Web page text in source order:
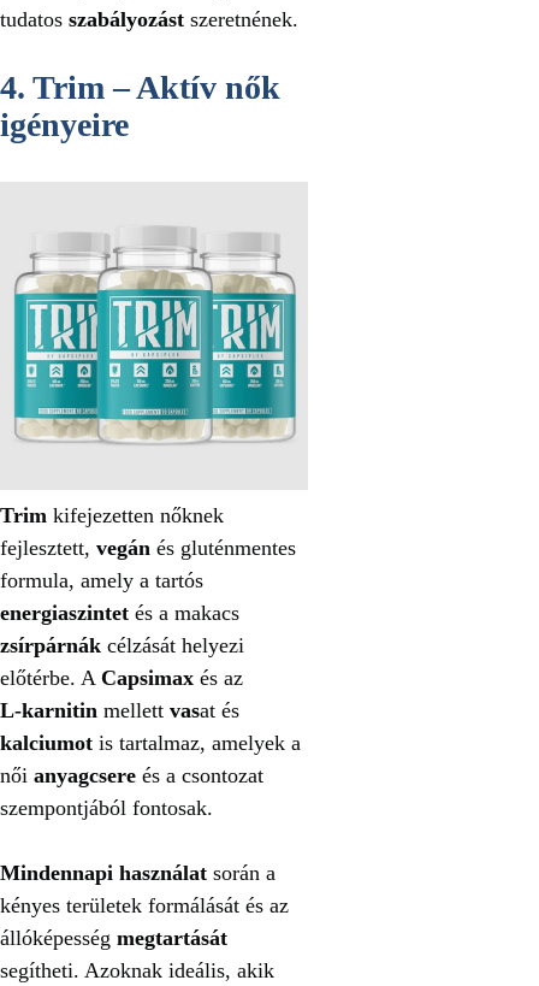
tudatos szabályozást szeretnének.
4. Trim – Aktív nők
igényeire
Trim kifejezetten nőknek
fejlesztett, vegán és gluténmentes
formula, amely a tartós
energiaszintet és a makacs
zsírpárnák célzását helyezi
előtérbe. A Capsimax és az
L‑karnitin mellett vasat és
kalciumot is tartalmaz, amelyek a
női anyagcsere és a csontozat
szempontjából fontosak.
Mindennapi használat során a
kényes területek formálását és az
állóképesség megtartását
segítheti. Azoknak ideális, akik